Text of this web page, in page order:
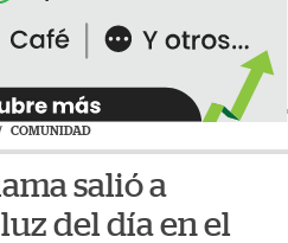
COMUNIDAD
salió a
del día en el